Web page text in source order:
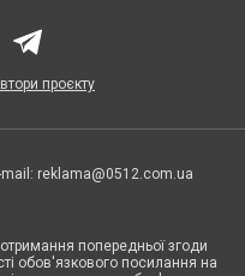
проєкту
reklama@0512.com.ua
попередньої згоди
обов'язкового посилання на